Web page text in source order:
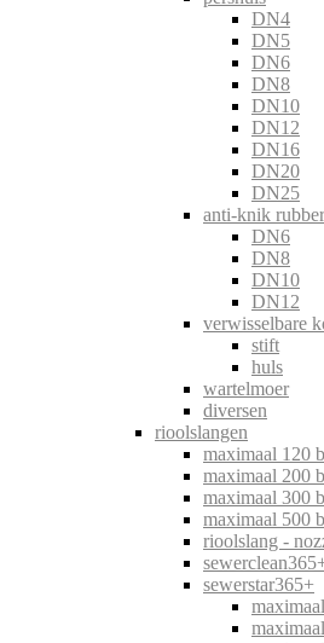
DN4
DN5
DN6
DN8
DN10
DN12
DN16
DN20
DN25
anti-knik
DN6
DN8
DN10
DN12
verwisselbare
stift
huls
wartelmoer
diversen
rioolslangen
maximaal 120
maximaal 200
maximaal 300
maximaal 500
rioolslang -
sewerstar365+